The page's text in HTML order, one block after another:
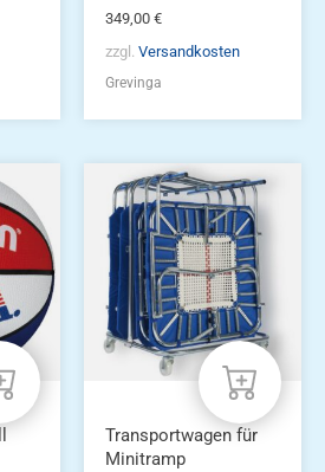
349,00 €
zzgl. Versandkosten
Grevinga
Transportwagen für
Minitramp